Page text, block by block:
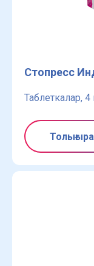
Стопресс
Таблеткалар,